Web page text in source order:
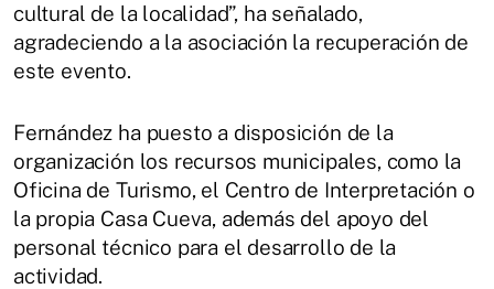
cultural de la localidad”, ha señalado,
agradeciendo a la asociación la recuperación de
este evento.
Fernández ha puesto a disposición de la
organización los recursos municipales, como la
Oficina de Turismo, el Centro de Interpretación o
la propia Casa Cueva, además del apoyo del
personal técnico para el desarrollo de la
actividad.